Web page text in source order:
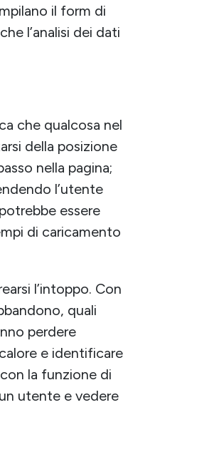
il form di
l’analisi dei dati
che qualcosa nel
della posizione
nella pagina;
l’utente
essere
di caricamento
l’intoppo. Con
quali
perdere
e identificare
la funzione di
utente e vedere